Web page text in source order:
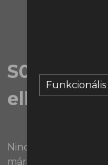
S02E41 |
elbukta
Nincsen Peet-átok.
már...